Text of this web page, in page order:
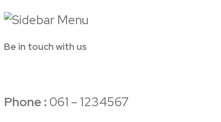
Be in touch with us
Phone : 061 – 1234567